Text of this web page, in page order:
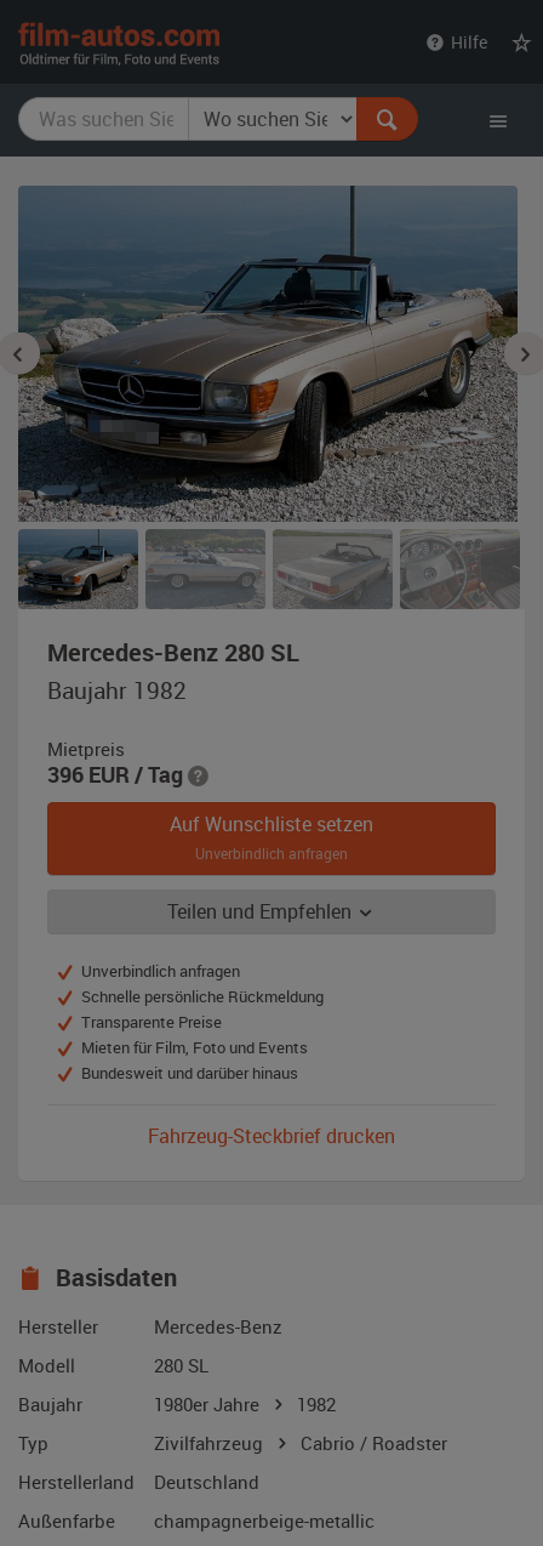
Hilfe
Mercedes-Benz 280 SL,
Baujahr 1982
Mietpreis
396 EUR / Tag
Auf Wunschliste setzen
Unverbindlich anfragen
Teilen und Empfehlen
Unverbindlich anfragen
Schnelle persönliche Rückmeldung
Transparente Preise
Mieten für Film, Foto und Events
Bundesweit und darüber hinaus
Fahrzeug-Steckbrief drucken
Basisdaten
Hersteller
Mercedes-Benz
Modell
280 SL
Baujahr
1980er Jahre
1982
Typ
Zivilfahrzeug
Cabrio / Roadster
Herstellerland
Deutschland
Außenfarbe
champagnerbeige-metallic